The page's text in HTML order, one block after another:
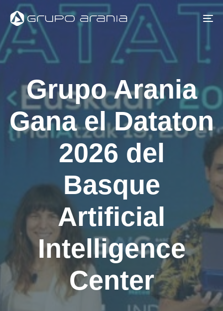
Skip
links
Skip
primary
navigation
Skip
contentGrupo Arania
Gana el Dataton
2026 del
Basque
Artificial
Intelligence
Center